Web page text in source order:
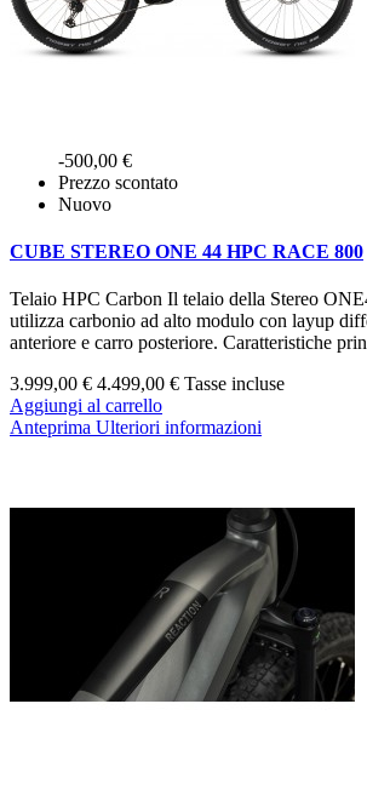
-500,00 €
Prezzo scontato
Nuovo
CUBE STEREO ONE 44 HPC RACE 800
Telaio HPC Carbon Il telaio della Stereo
utilizza carbonio ad alto modulo con layup
anteriore e carro posteriore. Caratteristiche
3.999,00 € 4.499,00 € Tasse incluse
Aggiungi al carrello
Anteprima Ulteriori informazioni